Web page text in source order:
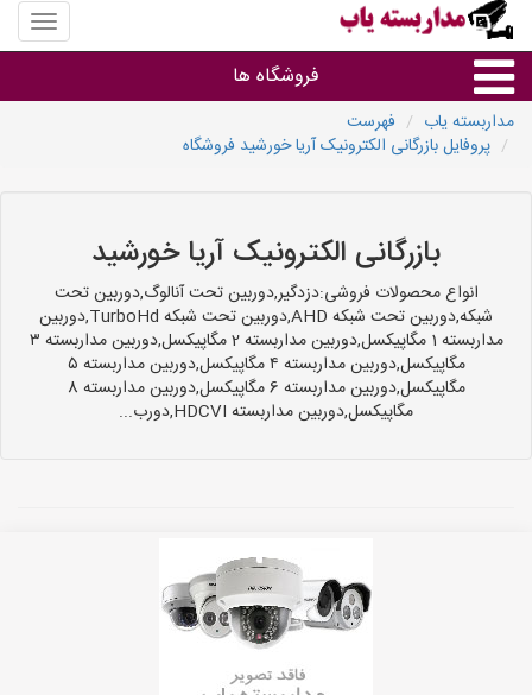
منوی
سایت
یاب
فروشگاه ها
براساس مشخصات ظاهری
فروشندگان دوربین مداربسته
مداربسته یاب
فهرست
پروفایل بازرگانی الکترونیک آریا خورشید فروشگاه
بازرگانی الکترونیک آریا خورشید
انواع محصولات فروشی:دزدگیر,دوربین تحت آنالوگ,دوربین تحت
شبکه,دوربین تحت شبکه AHD,دوربین تحت شبکه TurboHd,دوربین
مداربسته 1 مگاپیکسل,دوربین مداربسته 2 مگاپیکسل,دوربین مداربسته ۳
مگاپیکسل,دوربین مداربسته ۴ مگاپیکسل,دوربین مداربسته ۵
مگاپیکسل,دوربین مداربسته 6 مگاپیکسل,دوربین مداربسته 8
مگاپیکسل,دوربین مداربسته HDCVI,دورب...